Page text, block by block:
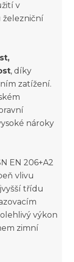
v
železniční
, díky
zatížení.
nároky
EN 206+A2
vlivu
třídu
výkon
zimní